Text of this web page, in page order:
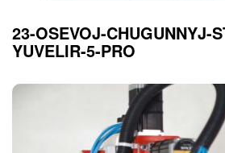
23-OSEVOJ-CHUGUNNYJ-
YUVELIR-5-PRO